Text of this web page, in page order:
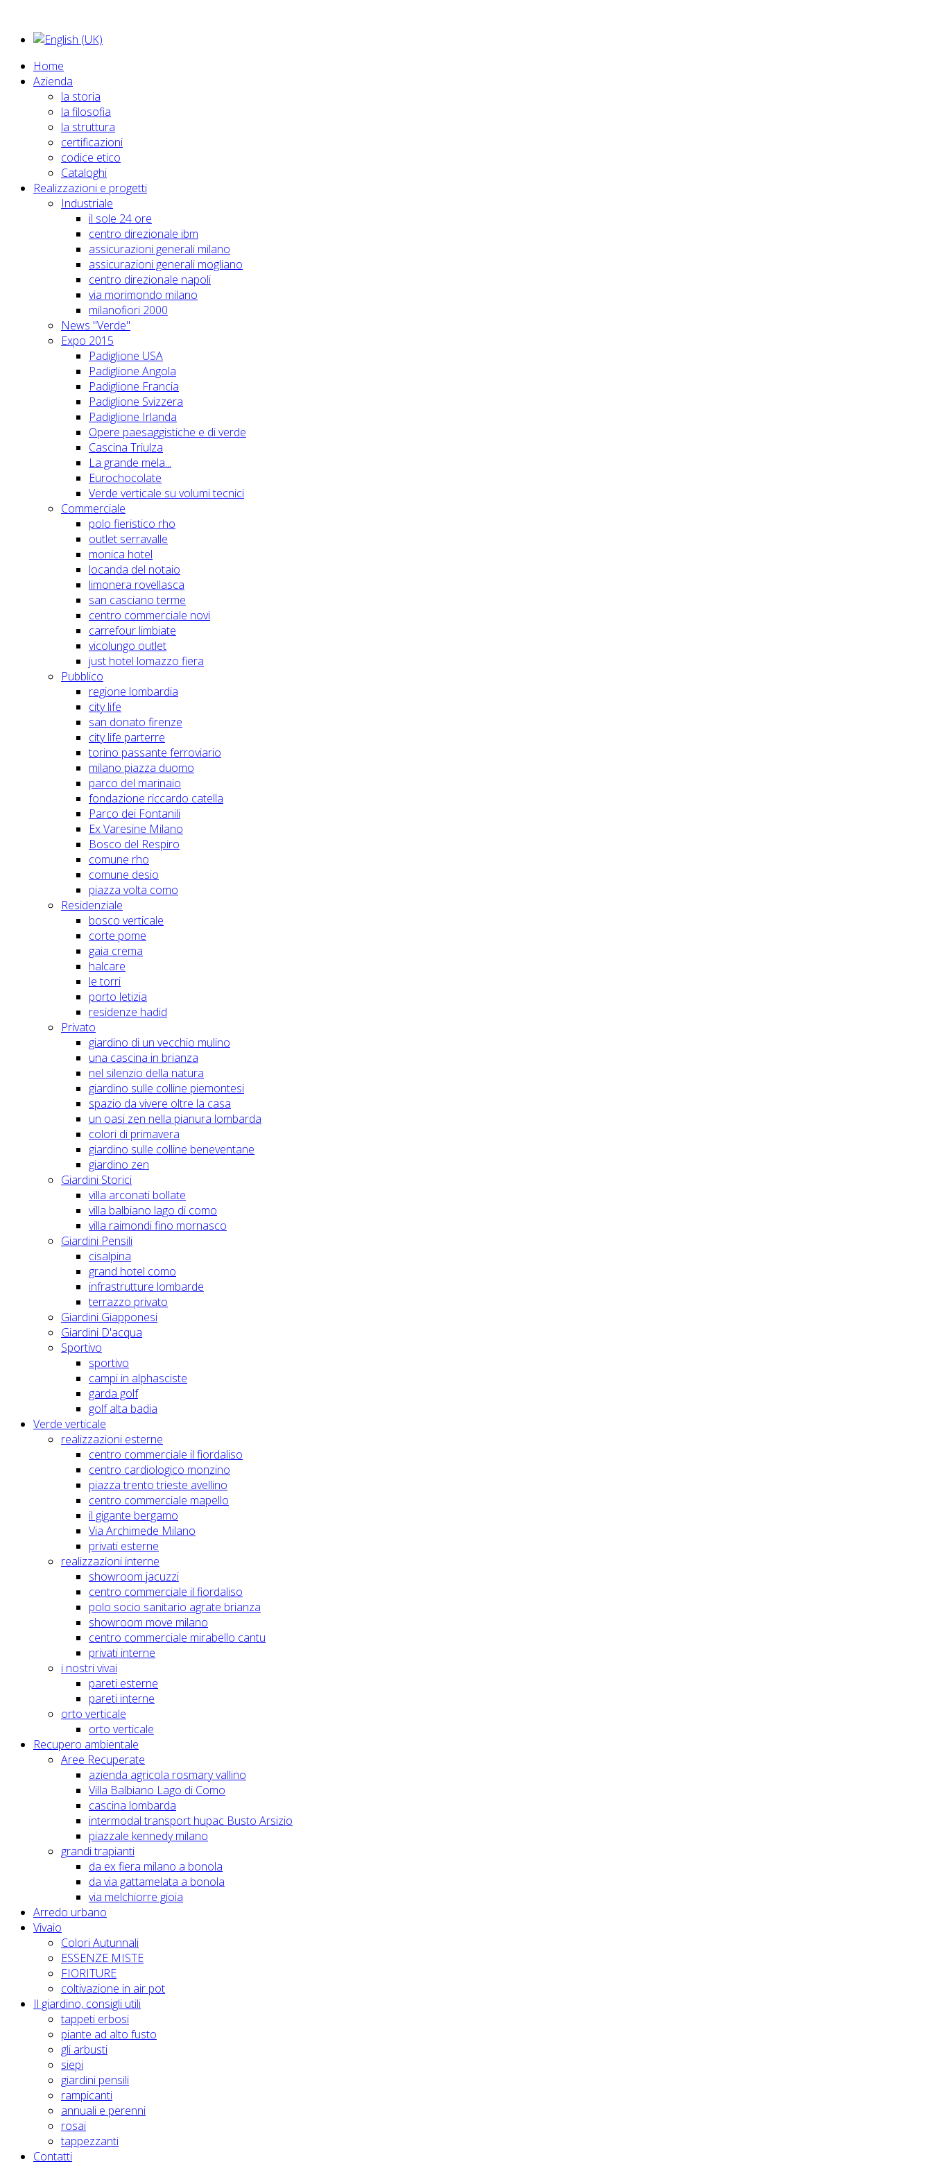
Home
Azienda
la storia
la filosofia
la struttura
certificazioni
codice etico
Cataloghi
Realizzazioni e progetti
Industriale
il sole 24 ore
centro direzionale ibm
assicurazioni generali milano
assicurazioni generali mogliano
centro direzionale napoli
via morimondo milano
milanofiori 2000
News "Verde"
Expo 2015
Padiglione USA
Padiglione Angola
Padiglione Francia
Padiglione Svizzera
Padiglione Irlanda
Opere paesaggistiche e di verde
Cascina Triulza
La grande mela...
Eurochocolate
Verde verticale su volumi tecnici
Commerciale
polo fieristico rho
outlet serravalle
monica hotel
locanda del notaio
limonera rovellasca
san casciano terme
centro commerciale novi
carrefour limbiate
vicolungo outlet
just hotel lomazzo fiera
Pubblico
regione lombardia
city life
san donato firenze
city life parterre
torino passante ferroviario
milano piazza duomo
parco del marinaio
fondazione riccardo catella
Parco dei Fontanili
Ex Varesine Milano
Bosco del Respiro
comune rho
comune desio
piazza volta como
Residenziale
bosco verticale
corte pome
gaia crema
halcare
le torri
porto letizia
residenze hadid
Privato
giardino di un vecchio mulino
una cascina in brianza
nel silenzio della natura
giardino sulle colline piemontesi
spazio da vivere oltre la casa
un oasi zen nella pianura lombarda
colori di primavera
giardino sulle colline beneventane
giardino zen
Giardini Storici
villa arconati bollate
villa balbiano lago di como
villa raimondi fino mornasco
Giardini Pensili
cisalpina
grand hotel como
infrastrutture lombarde
terrazzo privato
Giardini Giapponesi
Giardini D'acqua
Sportivo
sportivo
campi in alphasciste
garda golf
golf alta badia
Verde verticale
realizzazioni esterne
centro commerciale il fiordaliso
centro cardiologico monzino
piazza trento trieste avellino
centro commerciale mapello
il gigante bergamo
Via Archimede Milano
privati esterne
realizzazioni interne
showroom jacuzzi
centro commerciale il fiordaliso
polo socio sanitario agrate brianza
showroom move milano
centro commerciale mirabello cantu
privati interne
i nostri vivai
pareti esterne
pareti interne
orto verticale
orto verticale
Recupero ambientale
Aree Recuperate
azienda agricola rosmary vallino
Villa Balbiano Lago di Como
cascina lombarda
intermodal transport hupac Busto Arsizio
piazzale kennedy milano
grandi trapianti
da ex fiera milano a bonola
da via gattamelata a bonola
via melchiorre gioia
Arredo urbano
Vivaio
Colori Autunnali
ESSENZE MISTE
FIORITURE
coltivazione in air pot
Il giardino, consigli utili
tappeti erbosi
piante ad alto fusto
gli arbusti
siepi
giardini pensili
rampicanti
annuali e perenni
rosai
tappezzanti
Contatti